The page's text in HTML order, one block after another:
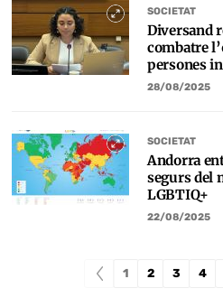
SOCIETAT
Diversand
combatre
persones
28/08/2025
SOCIETAT
Andorra
segurs del
LGBTIQ+
22/08/2025
1 2 3 4